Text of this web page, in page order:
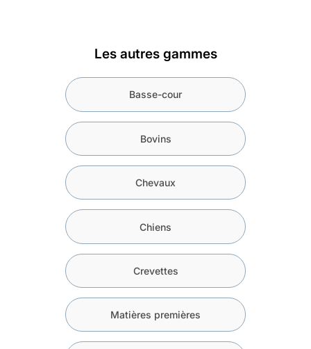
Les autres gammes
Basse-cour
Bovins
Chevaux
Chiens
Crevettes
Matières premières